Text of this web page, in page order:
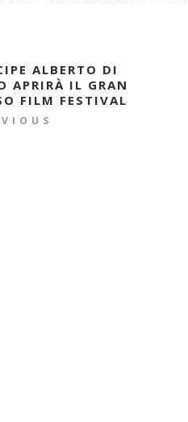
ALBERTO DI
APRIRÀ IL GRAN
FILM FESTIVAL